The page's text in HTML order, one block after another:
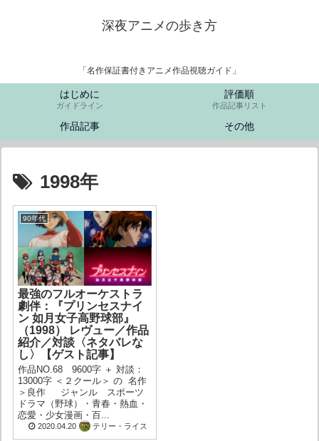
深夜アニメの歩き方
「名作保証書付きアニメ作品視聴ガイド」
はじめに
ガイドライン
評価順
作品記事リスト
作品記事 その他
1998年
90年代
最強のフルオーケストラ
劇伴：『プリンセスナイ
ン 如月女子高野球部』
（1998） レヴュー／作品
紹介／対談〈ネタバレな
し〉【ゲスト記事】
作品NO.68 9600字 ＋ 対談：
13000字 ＜２クール＞ の 名作
＞良作 ジャンル スポーツ
ドラマ（野球）・青春・熱血・
恋愛・少女漫画・百...
2020.04.20 テリー・ライス